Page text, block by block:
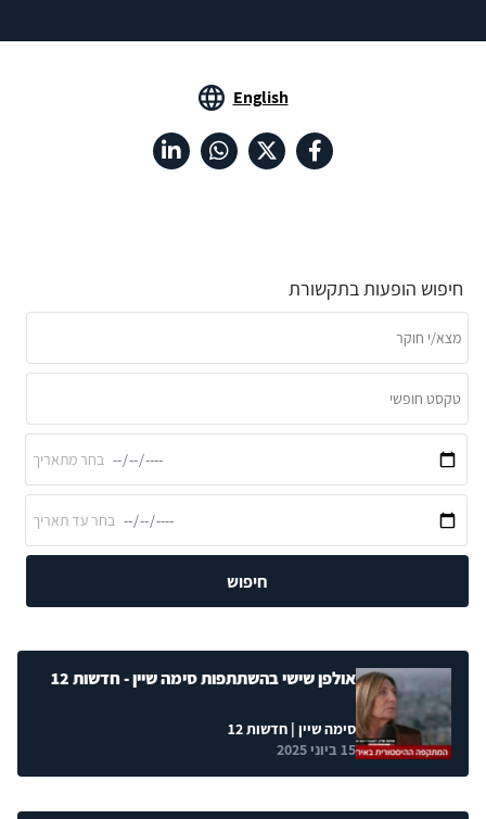
English
חיפוש הופעות בתקשורת
חיפוש
אולפן שישי בהשתתפות סימה שיין - חדשות 12
סימה שיין | חדשות 12
15 ביוני 2025